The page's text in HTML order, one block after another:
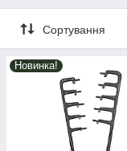
Сортування
Новинка!